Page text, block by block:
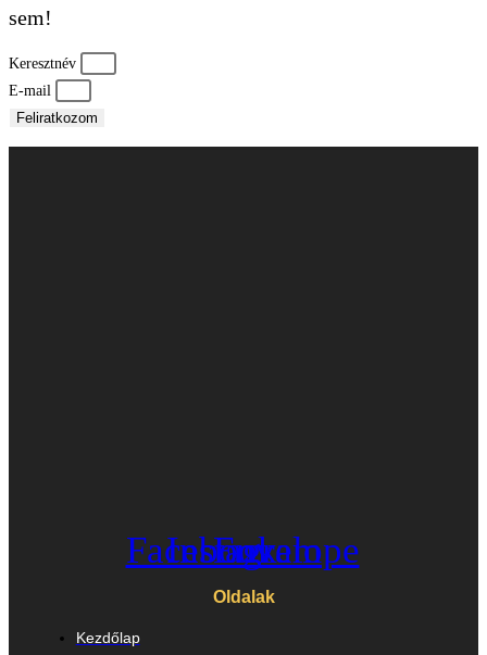
sem!
Keresztnév
E-mail
Feliratkozom
Facebook
Instagram
Envelope
Oldalak
Kezdőlap